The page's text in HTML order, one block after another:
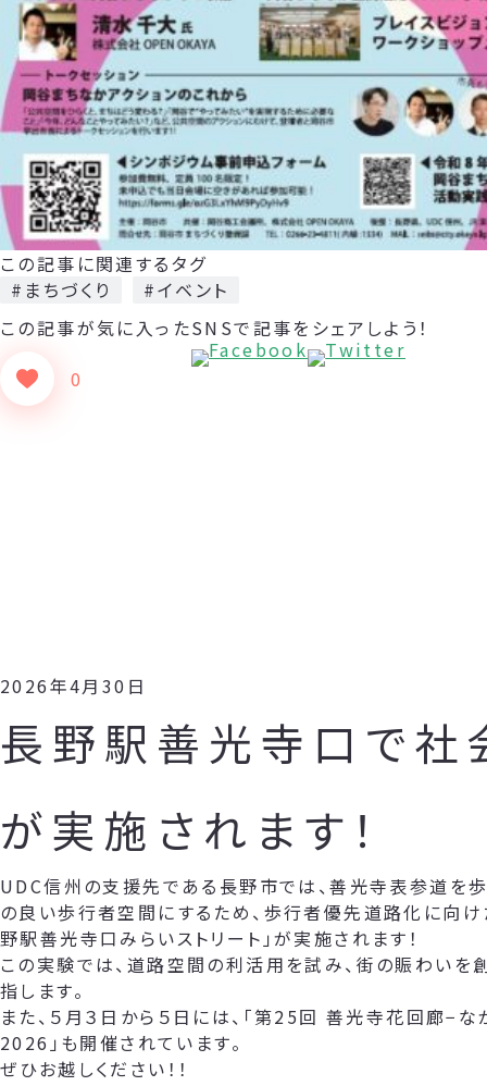
この記事に関連するタグ
#まちづくり
#イベント
この記事が気に入った
0
SNSで記事をシェアしよう！
2026年4月30日
長野駅善光寺口で社
が実施されます！
UDC信州の支援先である長野市では、善光寺表参道を歩
の良い歩行者空間にするため、歩行者優先道路化に向け
野駅善光寺口みらいストリート」が実施されます！
この実験では、道路空間の利活用を試み、街の賑わいを
指します。
また、５月３日から５日には、「第25回 善光寺花回廊−な
2026」も開催されています。
ぜひお越しください！！